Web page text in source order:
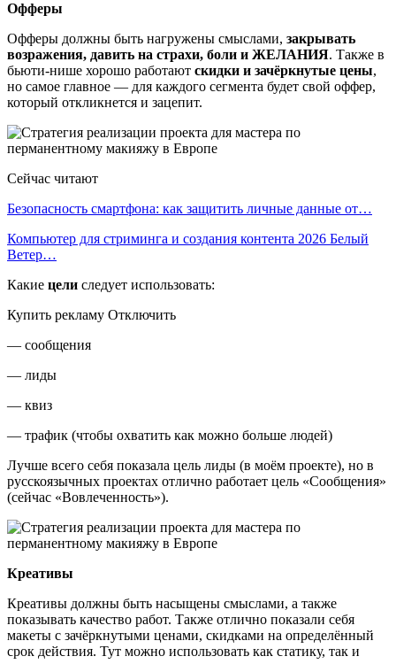
Офферы
Офферы должны быть нагружены смыслами, закрывать
возражения, давить на страхи, боли и ЖЕЛАНИЯ. Также в
бьюти-нише хорошо работают скидки и зачёркнутые цены,
но самое главное — для каждого сегмента будет свой оффер,
который откликнется и зацепит.
Сейчас читают
Безопасность смартфона: как защитить личные данные от…
Компьютер для стриминга и создания контента 2026 Белый
Ветер…
Какие цели следует использовать:
Купить рекламу Отключить
— сообщения
— лиды
— квиз
— трафик (чтобы охватить как можно больше людей)
Лучше всего себя показала цель лиды (в моём проекте), но в
русскоязычных проектах отлично работает цель «Сообщения»
(сейчас «Вовлеченность»).
Креативы
Креативы должны быть насыщены смыслами, а также
показывать качество работ. Также отлично показали себя
макеты с зачёркнутыми ценами, скидками на определённый
срок действия. Тут можно использовать как статику, так и